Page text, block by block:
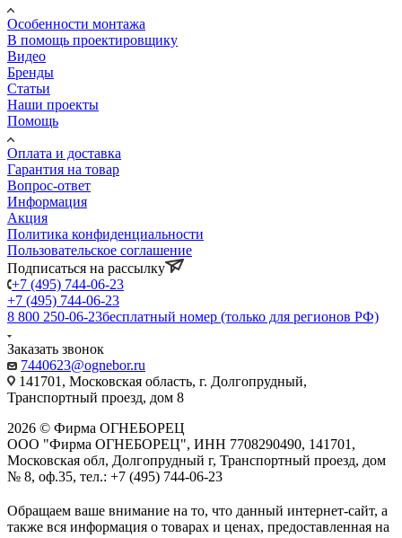
Особенности монтажа
В помощь проектировщику
Видео
Бренды
Статьи
Наши проекты
Помощь
Оплата и доставка
Гарантия на товар
Вопрос-ответ
Информация
Акция
Политика конфиденциальности
Пользовательское соглашение
Подписаться на рассылку
+7 (495) 744-06-23
+7 (495) 744-06-23
8 800 250-06-23бесплатный номер (только для регионов РФ)
Заказать звонок
7440623@ognebor.ru
141701, Московская область, г. Долгопрудный,
Транспортный проезд, дом 8
2026 © Фирма ОГНЕБОРЕЦ
ООО "Фирма ОГНЕБОРЕЦ", ИНН 7708290490, 141701,
Московская обл, Долгопрудный г, Транспортный проезд, дом
№ 8, оф.35, тел.: +7 (495) 744-06-23
Обращаем ваше внимание на то, что данный интернет-сайт, а
также вся информация о товарах и ценах, предоставленная на